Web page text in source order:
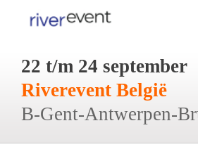
22 t/m 24 september
Riverevent België
B-Gent-Antwerpen-